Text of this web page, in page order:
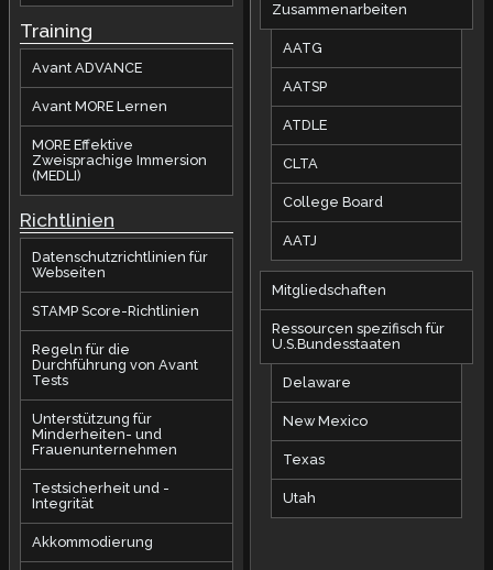
Training
Avant ADVANCE
Avant MORE Lernen
MORE Effektive
Zweisprachige Immersion
(MEDLI)
Richtlinien
Datenschutzrichtlinien für
Webseiten
STAMP Score-Richtlinien
Regeln für die
Durchführung von Avant
Tests
Unterstützung für
Minderheiten- und
Frauenunternehmen
Testsicherheit und -
Integrität
Akkommodierung
Zusammenarbeiten
AATG
AATSP
ATDLE
CLTA
College Board
AATJ
Mitgliedschaften
Ressourcen spezifisch für
U.S.Bundesstaaten
Delaware
New Mexico
Texas
Utah